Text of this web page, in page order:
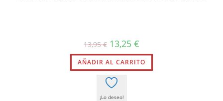
13,95€ El
precio
original
era:
13,95 €.
13,25 €
actual
es:
13,25 €.
AÑADIR AL CARRITO
¡Lo deseo!